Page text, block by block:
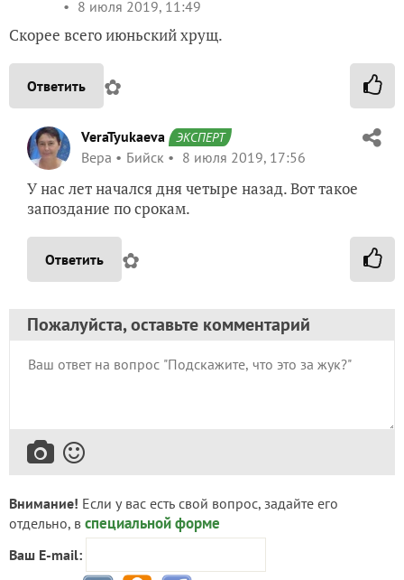
8 июля 2019, 11:49
Скорее всего июньский хрущ.
Ответить ✿
VeraTyukaeva ЭКСПЕРТ
Вера Бийск 8 июля 2019, 17:56
У нас лет начался дня четыре назад. Вот такое
запоздание по срокам.
Ответить ✿
Пожалуйста, оставьте комментарий
Внимание! Если у вас есть свой вопрос, задайте его
отдельно, в специальной форме
Ваш E-mail: